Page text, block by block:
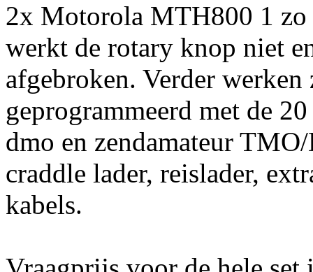
2x Motorola MTH800 1 zo
werkt de rotary knop niet
afgebroken. Verder
geprogrammeerd met de
dmo en zendamateur
craddle lader, reislader,
kabels.